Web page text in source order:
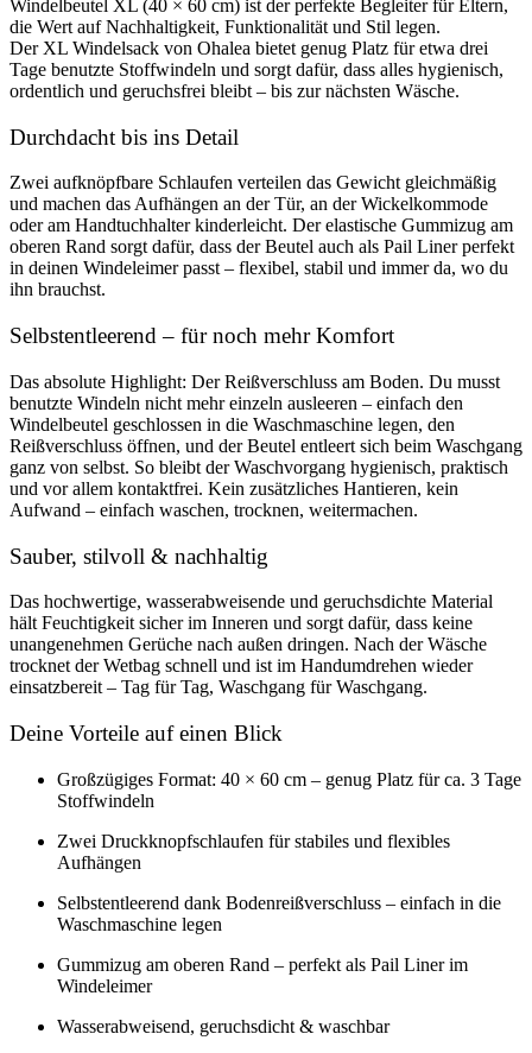
Windelbeutel XL (40 × 60 cm) ist der perfekte Begleiter für Eltern,
die Wert auf Nachhaltigkeit, Funktionalität und Stil legen.
Der XL Windelsack von Ohalea bietet genug Platz für etwa drei
Tage benutzte Stoffwindeln und sorgt dafür, dass alles hygienisch,
ordentlich und geruchsfrei bleibt – bis zur nächsten Wäsche.
Durchdacht bis ins Detail
Zwei aufknöpfbare Schlaufen verteilen das Gewicht gleichmäßig
und machen das Aufhängen an der Tür, an der Wickelkommode
oder am Handtuchhalter kinderleicht. Der elastische Gummizug am
oberen Rand sorgt dafür, dass der Beutel auch als Pail Liner perfekt
in deinen Windeleimer passt – flexibel, stabil und immer da, wo du
ihn brauchst.
Selbstentleerend – für noch mehr Komfort
Das absolute Highlight: Der Reißverschluss am Boden. Du musst
benutzte Windeln nicht mehr einzeln ausleeren – einfach den
Windelbeutel geschlossen in die Waschmaschine legen, den
Reißverschluss öffnen, und der Beutel entleert sich beim Waschgang
ganz von selbst. So bleibt der Waschvorgang hygienisch, praktisch
und vor allem kontaktfrei. Kein zusätzliches Hantieren, kein
Aufwand – einfach waschen, trocknen, weitermachen.
Sauber, stilvoll & nachhaltig
Das hochwertige, wasserabweisende und geruchsdichte Material
hält Feuchtigkeit sicher im Inneren und sorgt dafür, dass keine
unangenehmen Gerüche nach außen dringen. Nach der Wäsche
trocknet der Wetbag schnell und ist im Handumdrehen wieder
einsatzbereit – Tag für Tag, Waschgang für Waschgang.
Deine Vorteile auf einen Blick
Großzügiges Format: 40 × 60 cm – genug Platz für ca. 3 Tage
Stoffwindeln
Zwei Druckknopfschlaufen für stabiles und flexibles
Aufhängen
Selbstentleerend dank Bodenreißverschluss – einfach in die
Waschmaschine legen
Gummizug am oberen Rand – perfekt als Pail Liner im
Windeleimer
Wasserabweisend, geruchsdicht & waschbar